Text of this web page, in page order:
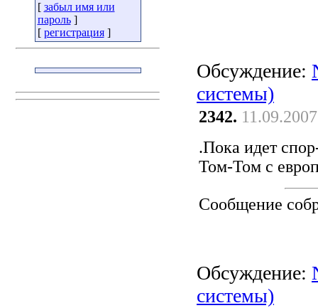
[ забыл имя или
пароль]
[ регистрация]
Обсуждение:
системы)
2342.
.Пока идет
Том-Том с
Сообщение
Обсуждение:
системы)